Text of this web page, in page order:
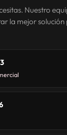
Nuestro
la mejor solución